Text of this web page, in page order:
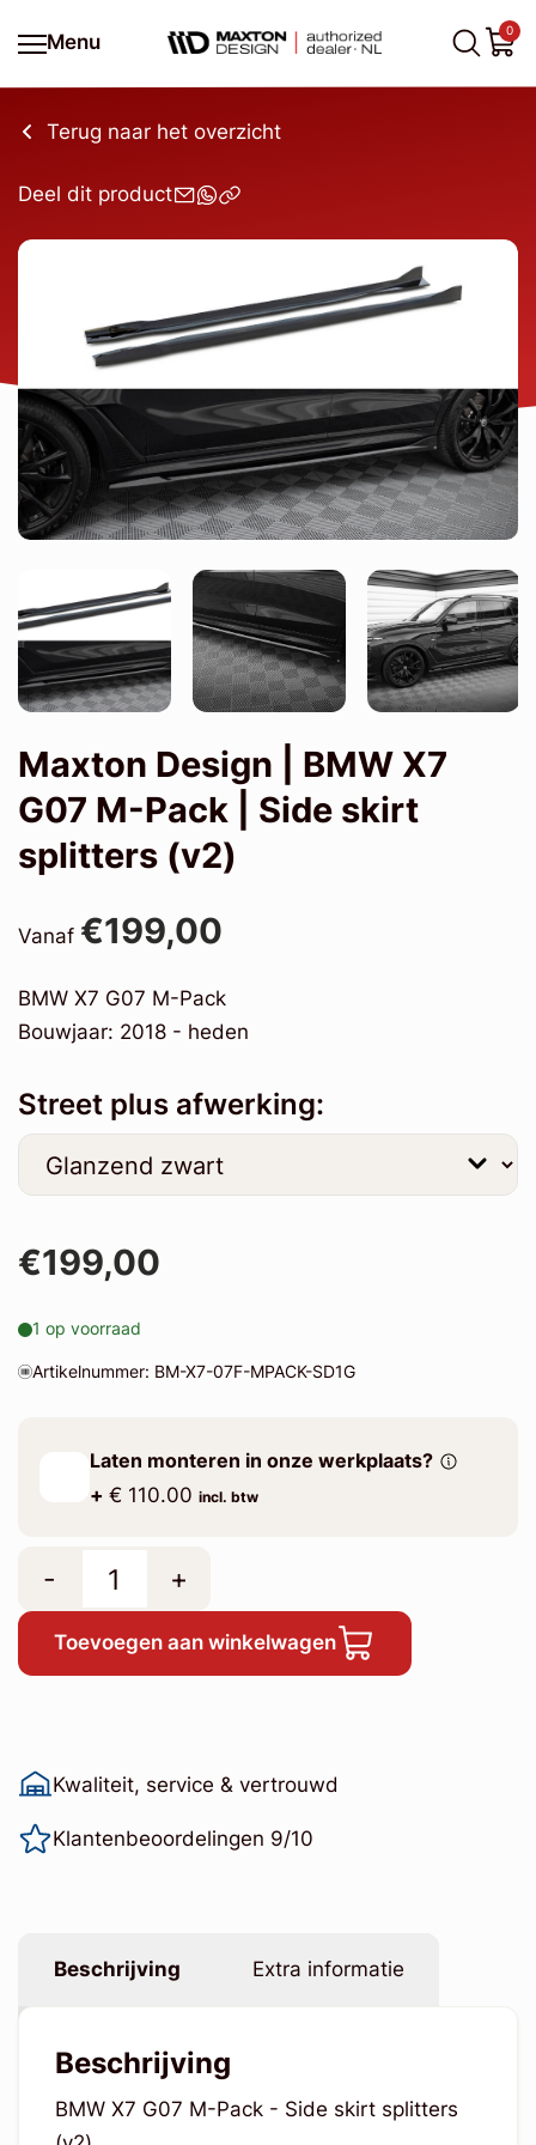
Menu
0
Terug naar het overzicht
Deel dit product
Maxton Design | BMW X7
G07 M-Pack | Side skirt
splitters (v2)
Vanaf €199,00
BMW X7 G07 M-Pack
Bouwjaar: 2018 - heden
Street plus afwerking:
€199,00
1 op voorraad
Artikelnummer: BM-X7-07F-MPACK-SD1G
Laten monteren in onze werkplaats?
+ € 110.00 incl. btw
- +
Toevoegen aan winkelwagen
Kwaliteit, service & vertrouwd
Klantenbeoordelingen 9/10
Beschrijving Extra informatie
Beschrijving
BMW X7 G07 M-Pack - Side skirt splitters